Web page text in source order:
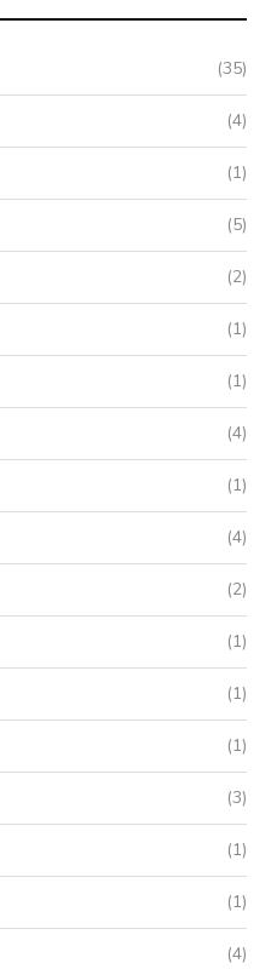
(35)
(4)
(1)
(5)
(2)
(1)
(1)
(4)
(1)
(4)
(2)
(1)
(1)
(1)
(3)
(1)
(1)
(4)